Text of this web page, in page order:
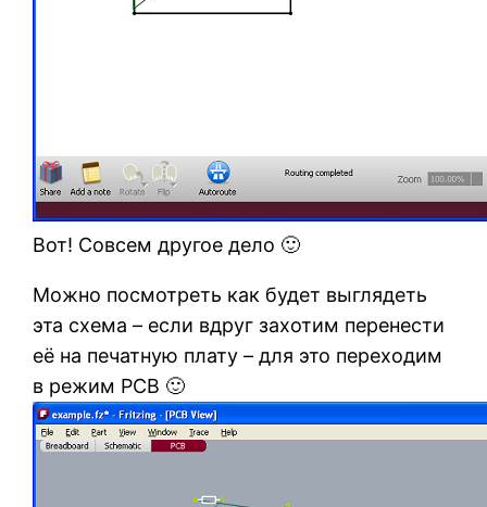
Вот! Совсем другое дело 🙂
Можно посмотреть как будет выглядеть
эта схема – если вдруг захотим перенести
её на печатную плату – для это переходим
в режим PCB 🙂